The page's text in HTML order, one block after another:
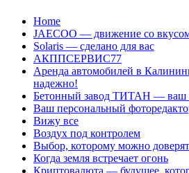
Перейти
содержанию
Home
JAECOO — движение со
Solaris — сделано для вас
АКППСЕРВИС77
Аренда автомобилей в
надежно!
Бетонный завод ТИТАН — ваш
Ваш персональный
Вижу все
Воздух под контролем
Выбор, которому можно
Когда земля встречает огонь